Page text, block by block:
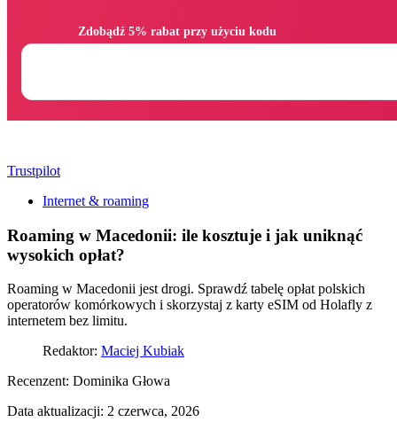
Trustpilot
Internet & roaming
Roaming w Macedonii: ile kosztuje i jak uniknąć
wysokich opłat?
Roaming w Macedonii jest drogi. Sprawdź tabelę opłat polskich
operatorów komórkowych i skorzystaj z karty eSIM od Holafly z
internetem bez limitu.
Redaktor: Maciej Kubiak
Recenzent: Dominika Głowa
Data aktualizacji: 2 czerwca, 2026